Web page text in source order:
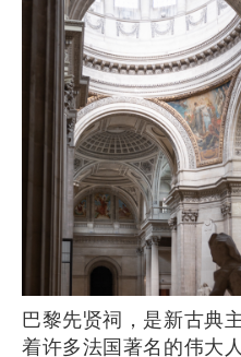
巴黎先贤祠，是新古典主义建筑的象征，内里安息
着许多法国著名的伟大